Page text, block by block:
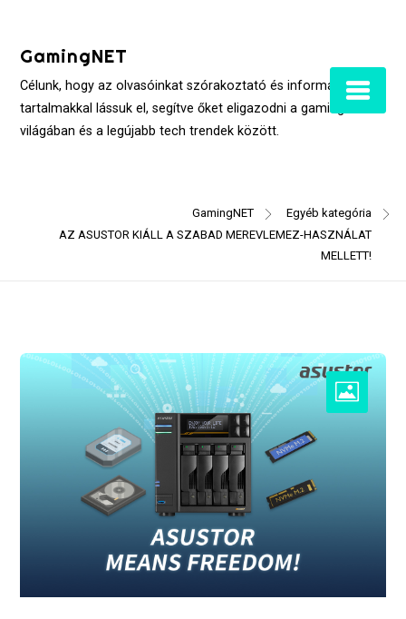
contentGamingNET
Célunk, hogy az olvasóinkat szórakoztató és informatív
tartalmakkal lássuk el, segítve őket eligazodni a gaming
világában és a legújabb tech trendek között.
GamingNET
Egyéb kategória
AZ ASUSTOR KIÁLL A SZABAD MEREVLEMEZ-HASZNÁLAT
MELLETT!